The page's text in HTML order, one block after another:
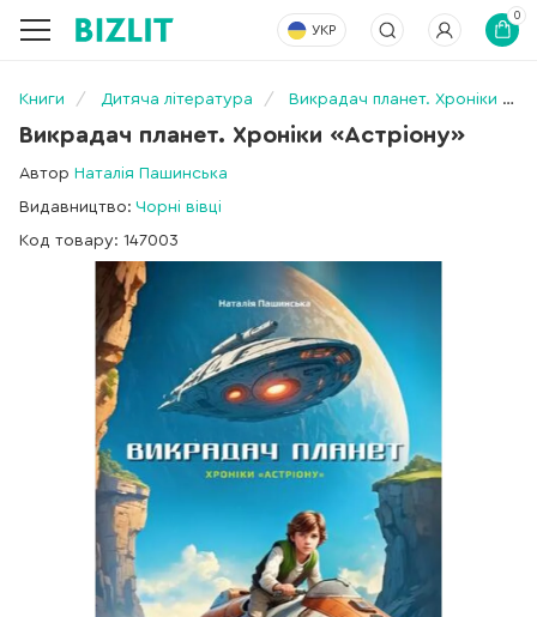
УКР
0
Книги Дитяча література Викрадач планет. Хроніки «Астріону»
Викрадач планет. Хроніки «Астріону»
Автор Наталія Пашинська
Видавництво: Чорні вівці
Код товару: 147003